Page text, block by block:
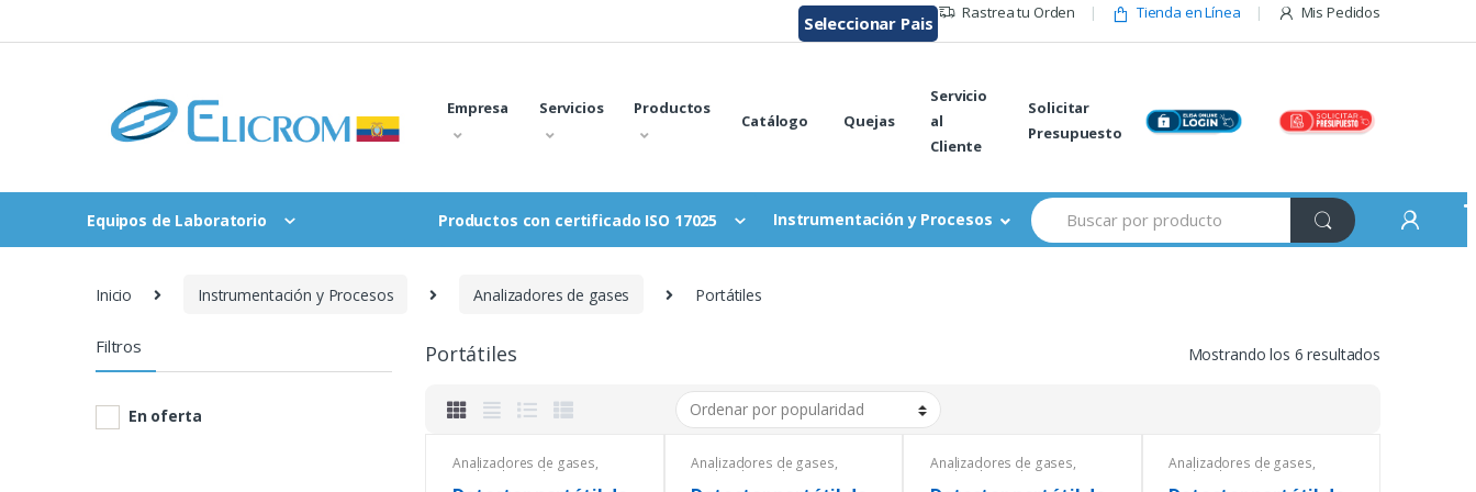
al
Rastrea tu Orden Tienda en Línea Mis Pedidos
Seleccionar Pais
Empresa Servicios Productos
Catálogo Quejas
Servicio
al
Cliente
Solicitar
Presupuesto
Equipos de Laboratorio Productos con certificado ISO 17025 Instrumentación y Procesos
Buscar:
Inicio Instrumentación y Procesos Analizadores de gases Portátiles
Portátiles Mostrando los 6 resultados
Analizadores de gases,
Analizadores de gases,
Analizadores de gases,
Analizadores de gases ,
Analizadores de gases,
Analizadores de gases,
Analizadores de gases,
Analizadores de gases ,
Filtros
En oferta